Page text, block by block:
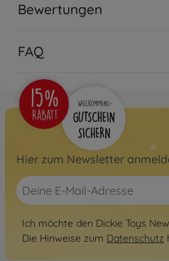
Bewertungen
FAQ
Hier zum Newsletter
Ich möchte den Dickie Toys
Die Hinweise zum Datenschutz